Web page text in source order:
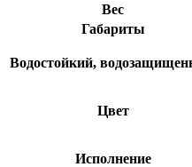
Вес
Габариты
Водостойкий,
Цвет
Исполнение